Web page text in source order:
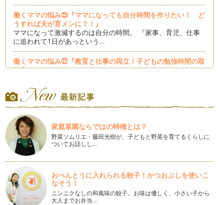
働くママの悩み㉓『ママになっても自分時間を作りたい！ ど
うすれば夫が育メンに？！』
ママになって激減するのは自分の時間。 『家事、育児、仕事
に追われて1日があっという…
働くママの悩み㉒『教育と仕事の両立！子どもの勉強時間の取
り方』
育児期のママに共通した悩み…
働くママの悩み㉑『育児しながら仕事を続けるか辞めるか』
経済協力開発機構（OECD）は、「日本では学校卒業後、多く
の女性が就職するが、約60％の女…
働くママの悩み⑳『共働き家庭のお金。共働きはお金がかか
る？！』
「何のために働いているか分からないな。」 「保育園にかか
る費用をお給料から差引いた…
働くママの悩み⑲『夫婦すれ違いの危機！解消の為の習慣』
“朝の時間”と“夕方～子どもが寝るまでの時間&rdqu…
家庭菜園ならではの特権とは？
野菜ソムリエ・藤田光樹が、子どもと野菜を育てるくらしに
ついてお話しし…
おべんとうに入れられる餃子！かつおぶしを使いこ
なそう！
ニンニクなしの和風味の餃子。お味は優しく、小さい子から
大人までお弁当…